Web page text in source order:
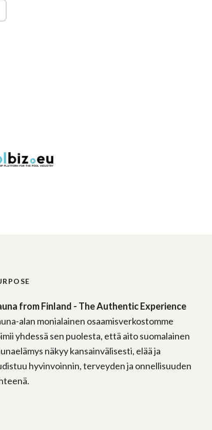
from Finland - The Authentic Experience
alan monialainen osaamisverkostomme
yhdessä sen puolesta, että aito suomalainen
näkyy kansainvälisesti, elää ja
hyvinvoinnin, terveyden ja onnellisuuden